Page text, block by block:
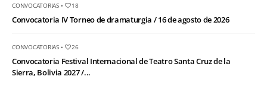
CONVOCATORIAS• 18
Convocatoria IV Torneo de dramaturgia / 16 de agosto de 2026
CONVOCATORIAS• 26
Convocatoria Festival Internacional de Teatro Santa Cruz de la
Sierra, Bolivia 2027 /...